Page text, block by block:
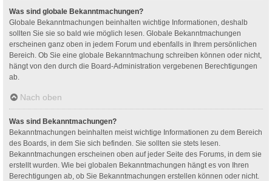
Was sind globale Bekanntmachungen?
Globale Bekanntmachungen beinhalten wichtige Informationen, deshalb
sollten Sie sie so bald wie möglich lesen. Globale Bekanntmachungen
erscheinen ganz oben in jedem Forum und ebenfalls in Ihrem persönlichen
Bereich. Ob Sie eine globale Bekanntmachung schreiben können oder nicht,
hängt von den durch die Board-Administration vergebenen Berechtigungen
ab.
Nach oben
Was sind Bekanntmachungen?
Bekanntmachungen beinhalten meist wichtige Informationen zu dem Bereich
des Boards, in dem Sie sich befinden. Sie sollten sie stets lesen.
Bekanntmachungen erscheinen oben auf jeder Seite des Forums, in dem sie
erstellt wurden. Wie bei globalen Bekanntmachungen hängt es von Ihren
Berechtigungen ab, ob Sie Bekanntmachungen erstellen können oder nicht.